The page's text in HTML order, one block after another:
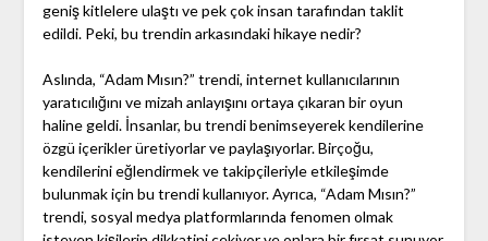
geniş kitlelere ulaştı ve pek çok insan tarafından taklit
edildi. Peki, bu trendin arkasındaki hikaye nedir?
Aslında, “Adam Mısın?” trendi, internet kullanıcılarının
yaratıcılığını ve mizah anlayışını ortaya çıkaran bir oyun
haline geldi. İnsanlar, bu trendi benimseyerek kendilerine
özgü içerikler üretiyorlar ve paylaşıyorlar. Birçoğu,
kendilerini eğlendirmek ve takipçileriyle etkileşimde
bulunmak için bu trendi kullanıyor. Ayrıca, “Adam Mısın?”
trendi, sosyal medya platformlarında fenomen olmak